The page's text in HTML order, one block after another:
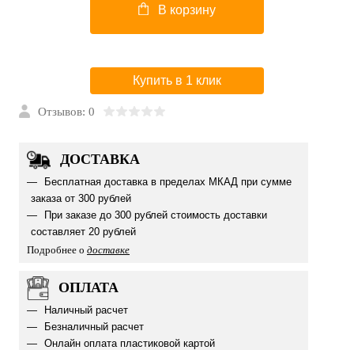
В корзину
Купить в 1 клик
Отзывов: 0
ДОСТАВКА
Бесплатная доставка в пределах МКАД при сумме
заказа от 300 рублей
При заказе до 300 рублей стоимость доставки
составляет 20 рублей
Подробнее о доставке
ОПЛАТА
Наличный расчет
Безналичный расчет
Онлайн оплата пластиковой картой